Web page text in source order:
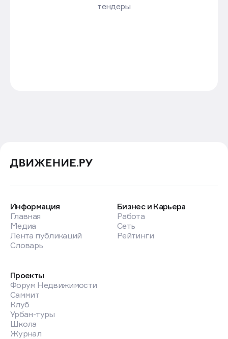
тендеры
Информация
Главная
Медиа
Лента публикаций
Словарь
Бизнес и Карьера
Работа
Сеть
Рейтинги
Проекты
Форум Недвижимости
Саммит
Клуб
Урбан-туры
Школа
Журнал